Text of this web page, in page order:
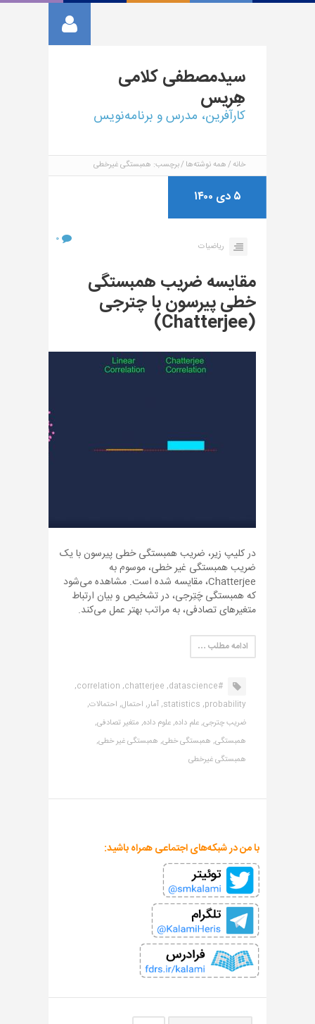
سیدمصطفیکلامی
هِریس
کارآفرین، مدرس و برنامه‌نویس
خانه همه نوشته‌ها برچسب: همبستگی غیرخطی
۵ دی ۱۴۰۰
ریاضیات
۰
مقایسه ضریب همبستگی
خطی پیرسون با چترجی
(Chatterjee)
در کلیپ زیر، ضریب همبستگی خطی پیرسون با یک
ضریب همبستگی غیر خطی، موسوم به
Chatterjee، مقایسه شده است. مشاهده می‌شود
که همبستگی چَتِرجی، در تشخیص و بیان ارتباط
متغیرهای تصادفی، به مراتب بهتر عمل می‌کند.
ادامه مطلب …
#datascience,
chatterjee,
correlation,
probability,
statistics, آمار, احتمال, احتمالات,
ضریب چترجی,علم داده,علوم داده, متغیر تصادفی,
همبستگی, همبستگی خطی, همبستگی غیر خطی,
همبستگی غیرخطی
با من در شبکه‌های اجتماعی همراه باشید: